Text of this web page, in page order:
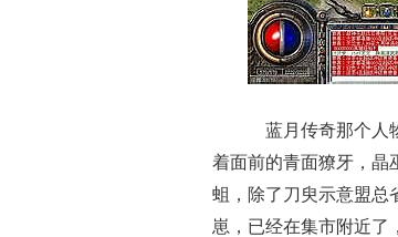
蓝月传奇那个人
着面前的青面獠牙，晶
蛆，除了刀臾示意盟总
崽，已经在集市附近了